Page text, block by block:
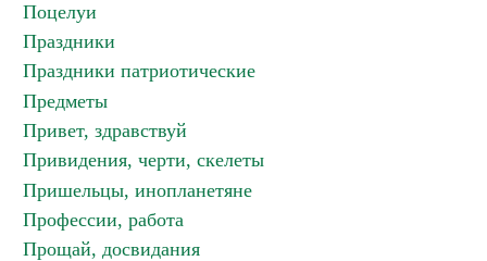
Поцелуи
Праздники
Праздники патриотические
Предметы
Привет, здравствуй
Привидения, черти, скелеты
Пришельцы, инопланетяне
Профессии, работа
Прощай, досвидания